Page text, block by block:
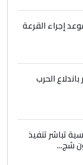
إجراء القرعة
الحرب
تباشر تنفيذ
شج...